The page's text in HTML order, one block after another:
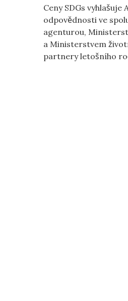
Ceny SDGs vyhlašuje
odpovědnosti ve
agenturou,
a Ministerstvem
partnery letošního